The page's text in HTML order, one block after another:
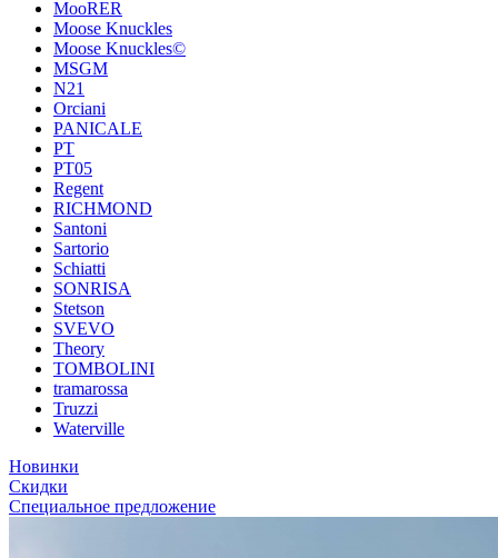
MooRER
Moose Knuckles
Moose Knuckles©️
MSGM
N21
Orciani
PANICALE
PT
PT05
Regent
RICHMOND
Santoni
Sartorio
Schiatti
SONRISA
Stetson
SVEVO
Theory
TOMBOLINI
tramarossa
Truzzi
Waterville
Новинки
Скидки
Специальное предложение